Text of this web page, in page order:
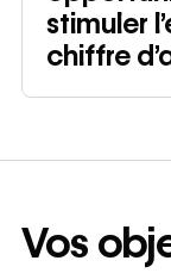
stimuler
chiffre
Vos